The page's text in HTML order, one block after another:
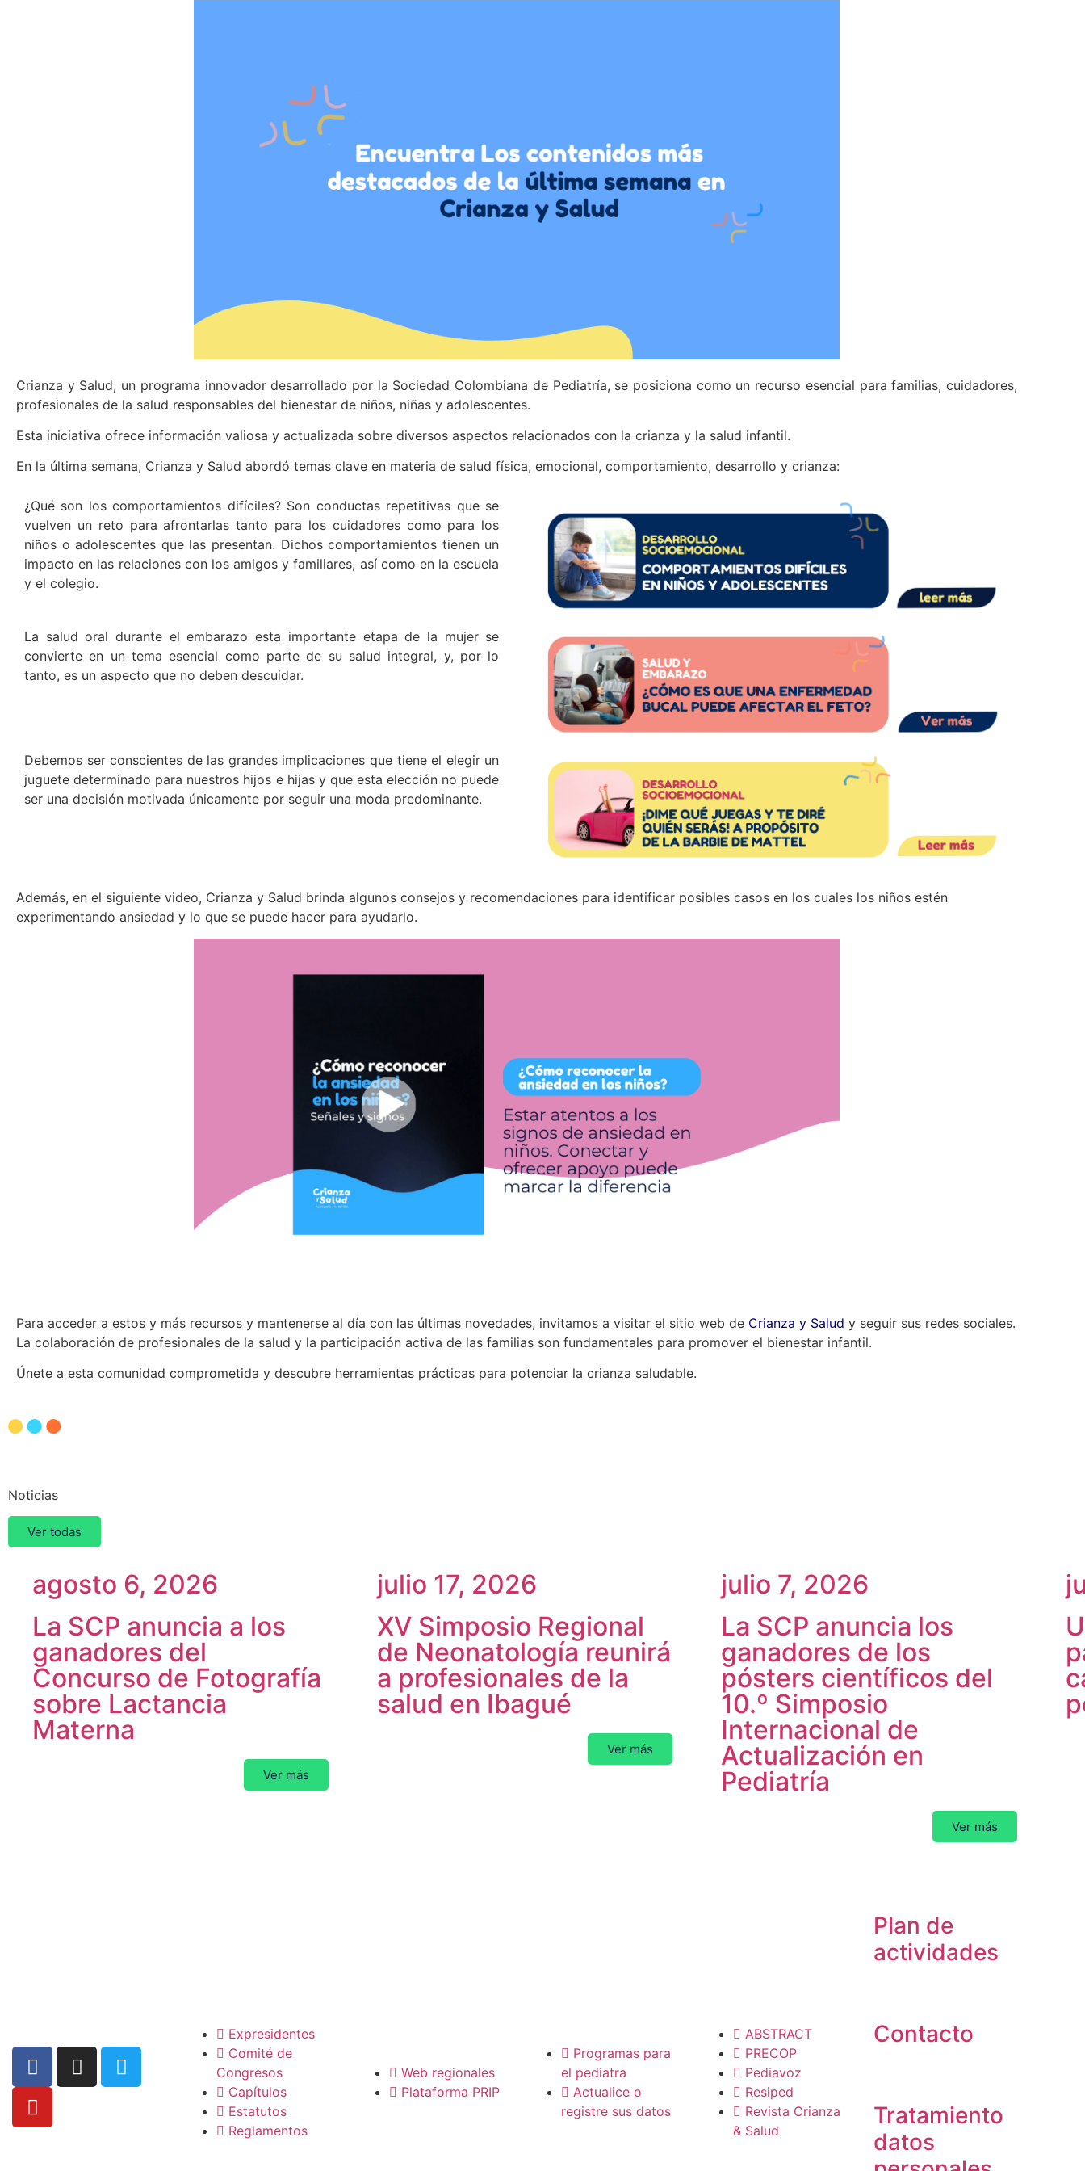
Crianza y Salud, un programa innovador desarrollado por la Sociedad Colombiana de Pediatría, se posiciona como un recurso esencial para familias, cuidadores,
profesionales de la salud responsables del bienestar de niños, niñas y adolescentes.
Esta iniciativa ofrece información valiosa y actualizada sobre diversos aspectos relacionados con la crianza y la salud infantil.
En la última semana, Crianza y Salud abordó temas clave en materia de salud física, emocional, comportamiento, desarrollo y crianza:
¿Qué son los comportamientos difíciles? Son conductas repetitivas que se
vuelven un reto para afrontarlas tanto para los cuidadores como para los
niños o adolescentes que las presentan. Dichos comportamientos tienen un
impacto en las relaciones con los amigos y familiares, así como en la escuela
y el colegio.
​La salud oral durante el embarazo esta importante etapa de la mujer se
convierte en un tema esencial como parte de su salud integral, y, por lo
tanto, es un aspecto que no deben descuidar.​​
​Debemos ser conscientes de las grandes implicaciones que tiene el elegir un
juguete determinado para nuestros hijos e hijas y que esta elección no puede
ser una decisión motivada únicamente por seguir una moda predominante.
Además, en el siguiente video, Crianza y Salud brinda algunos consejos y recomendaciones para identificar posibles casos en los cuales los niños estén
experimentando ansiedad y lo que se puede hacer para ayudarlo.
Para acceder a estos y más recursos y mantenerse al día con las últimas novedades, invitamos a visitar el sitio web de Crianza y Salud y seguir sus redes sociales.
La colaboración de profesionales de la salud y la participación activa de las familias son fundamentales para promover el bienestar infantil.
Únete a esta comunidad comprometida y descubre herramientas prácticas para potenciar la crianza saludable.
Noticias
Ver todas
agosto 6, 2026
La SCP anuncia a los
ganadores del
Concurso de Fotografía
sobre Lactancia
Materna
Ver más
julio 17, 2026
XV Simposio Regional
de Neonatología reunirá
a profesionales de la
salud en Ibagué
Ver más
julio 7, 2026
La SCP anuncia los
ganadores de los
pósters científicos del
10.º Simposio
Internacional de
Actualización en
Pediatría
Ver más
Expresidentes
Comité de
Congresos
Capítulos
Estatutos
Reglamentos
Web regionales
Plataforma PRIP
Programas para
el pediatra
Actualice o
registre sus datos
ABSTRACT
PRECOP
Pediavoz
Resiped
Revista Crianza
& Salud
Plan de
actividades
Contacto
Tratamiento
datos